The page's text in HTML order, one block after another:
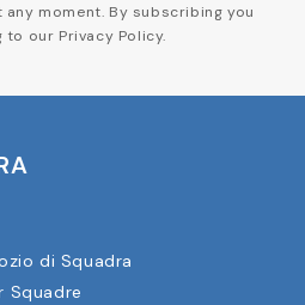
moment. By subscribing you
to our Privacy Policy.
di Squadra
Squadre